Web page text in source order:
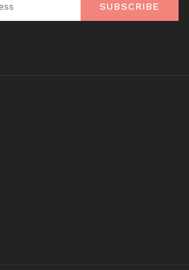
SUBSCRIBE